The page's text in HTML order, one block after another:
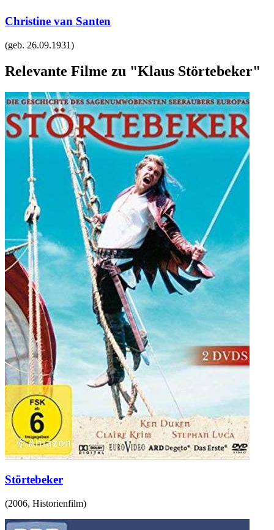
Christine van Santen
(geb. 26.09.1931)
Relevante Filme zu "Klaus Störtebeker"
Störtebeker
(2006, Historienfilm)